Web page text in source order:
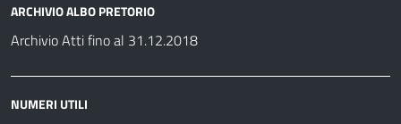
ARCHIVIO ALBO PRETORIO
Archivio Atti fino al 31.12.2018
NUMERI UTILI